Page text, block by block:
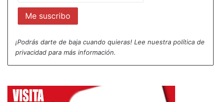
¡Podrás darte de baja cuando quieras! Lee nuestra política de
privacidad para más información.